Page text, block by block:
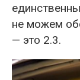
не можем
— это 2.3.